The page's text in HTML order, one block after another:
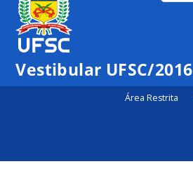
Vestibular UFSC/2016
Área Restrita